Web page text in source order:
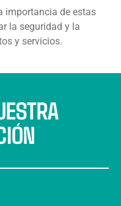
importancia de estas
la seguridad y la
y servicios.